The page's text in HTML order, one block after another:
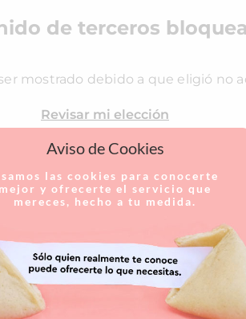
de terceros
mostrado debido a que eligió no
Revisar mi elección
everything you
Aviso de Cookies
las cookies para conocerte
mejor y ofrecerte el servicio que
mereces, hecho a tu medida.